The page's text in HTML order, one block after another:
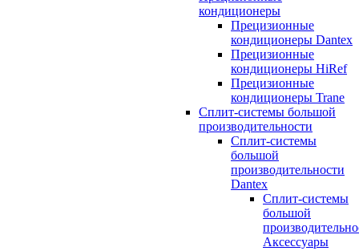
кондиционеры
Прецизионные
кондиционеры Dantex
Прецизионные
кондиционеры HiRef
Прецизионные
кондиционеры Trane
Сплит-системы большой
производительности
Сплит-системы
большой
производительности
Dantex
Сплит-системы
большой
Аксессуары